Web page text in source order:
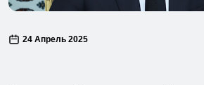
24 Апрель 2025